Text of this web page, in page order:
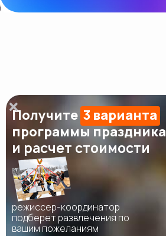
Получите 3 варианта
программы праздника
и расчет стоимости
режиссер-координатор
подберет развлечения по
вашим пожеланиям